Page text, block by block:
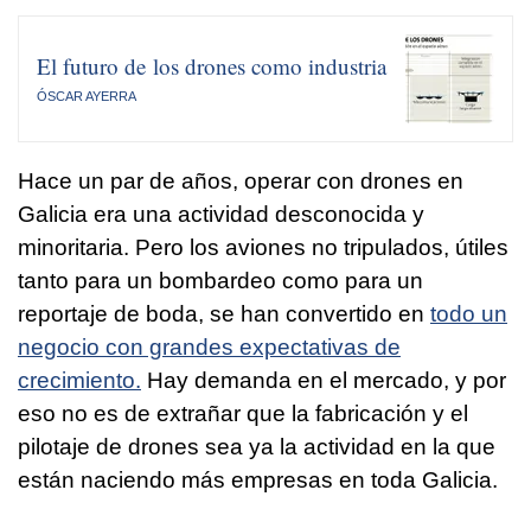
El futuro de los drones como industria
ÓSCAR AYERRA
Hace un par de años, operar con drones en
Galicia era una actividad desconocida y
minoritaria. Pero los aviones no tripulados, útiles
tanto para un bombardeo como para un
reportaje de boda, se han convertido en todo un
negocio con grandes expectativas de
crecimiento. Hay demanda en el mercado, y por
eso no es de extrañar que la fabricación y el
pilotaje de drones sea ya la actividad en la que
están naciendo más empresas en toda Galicia.